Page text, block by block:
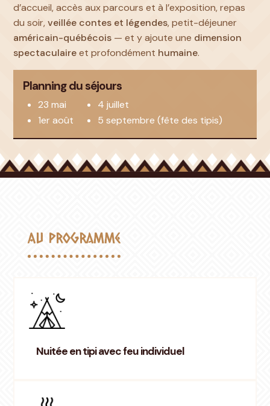
d’accueil, accès aux parcours et à l’exposition, repas
du soir,veillée contes et légendes, petit-déjeuner
américain-québécois — et y ajoute une dimension
spectaculaireet profondément humaine.
Planning du séjours
23 mai
4 juillet
1er août
5 septembre (fête des tipis)
Au programme
Nuitée en tipi avec feu individuel